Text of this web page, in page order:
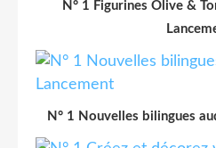
N° 1 Figurines Olive &
N° 1 Nouvelles bilingues